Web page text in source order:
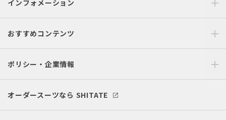
インフォメーション
おすすめコンテンツ
ポリシー・企業情報
オーダースーツなら SHITATE